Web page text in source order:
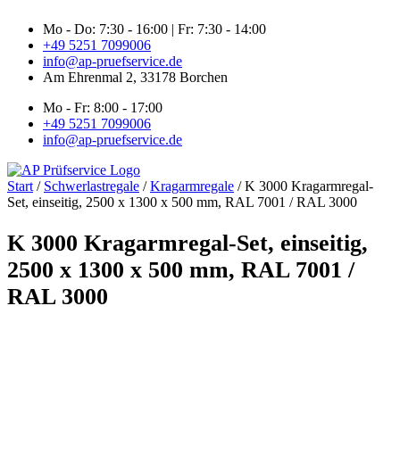
Inhalt
springen
Mo - Do: 7:30 - 16:00 | Fr: 7:30 - 14:00
+49 5251 7099006
info@ap-pruefservice.de
Am Ehrenmal 2, 33178 Borchen
Mo - Fr: 8:00 - 17:00
+49 5251 7099006
info@ap-pruefservice.de
Start / Schwerlastregale /Kragarmregale / K 3000 Kragarmregal-
Set, einseitig, 2500 x 1300 x 500 mm, RAL 7001 / RAL 3000
K 3000 Kragarmregal-Set, einseitig,
2500 x 1300 x 500 mm, RAL 7001 /
RAL 3000